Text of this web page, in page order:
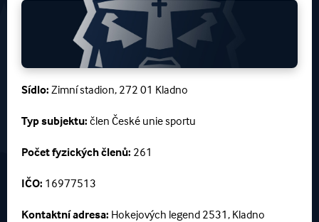
Sídlo: Zimní stadion, 272 01 Kladno
Typ subjektu: člen České unie sportu
Počet fyzických členů: 261
IČO: 16977513
Kontaktní adresa: Hokejových legend 2531 , Kladno